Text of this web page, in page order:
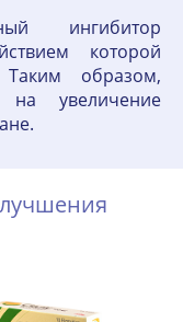
ингибитор
которой
образом,
на увеличение